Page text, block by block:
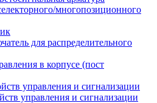
многопозиционного
для распределительного
в корпусе (пост
управления и сигнализации
управления и сигнализации